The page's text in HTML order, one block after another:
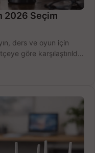
2026 Seçim
ders ve oyun için
göre karşılaştırıldı.